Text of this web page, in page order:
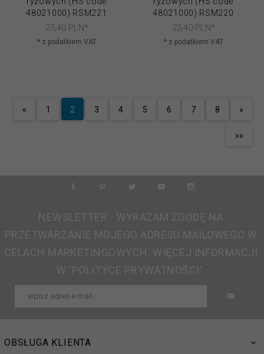
48021000) RSM221
23,40 PLN*
* z podatkiem VAT
48021000) RSM220
23,40 PLN*
* z podatkiem VAT
« 1 2 3 4 5 6 7 8 »
»»
NEWSLETTER - WYRAŻAM ZGODĘ NA
PRZETWARZANIE MOJEGO ADRESU MAILOWEGO W
CELACH MARKETINGOWYCH. WIĘCEJ INFORMACJI
W 'POLITYCE PRYWATNOŚCI'.
OBSŁUGA KLIENTA